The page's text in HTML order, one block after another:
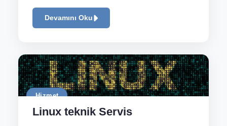
Devamını Oku
Hizmet
Linux teknik Servis